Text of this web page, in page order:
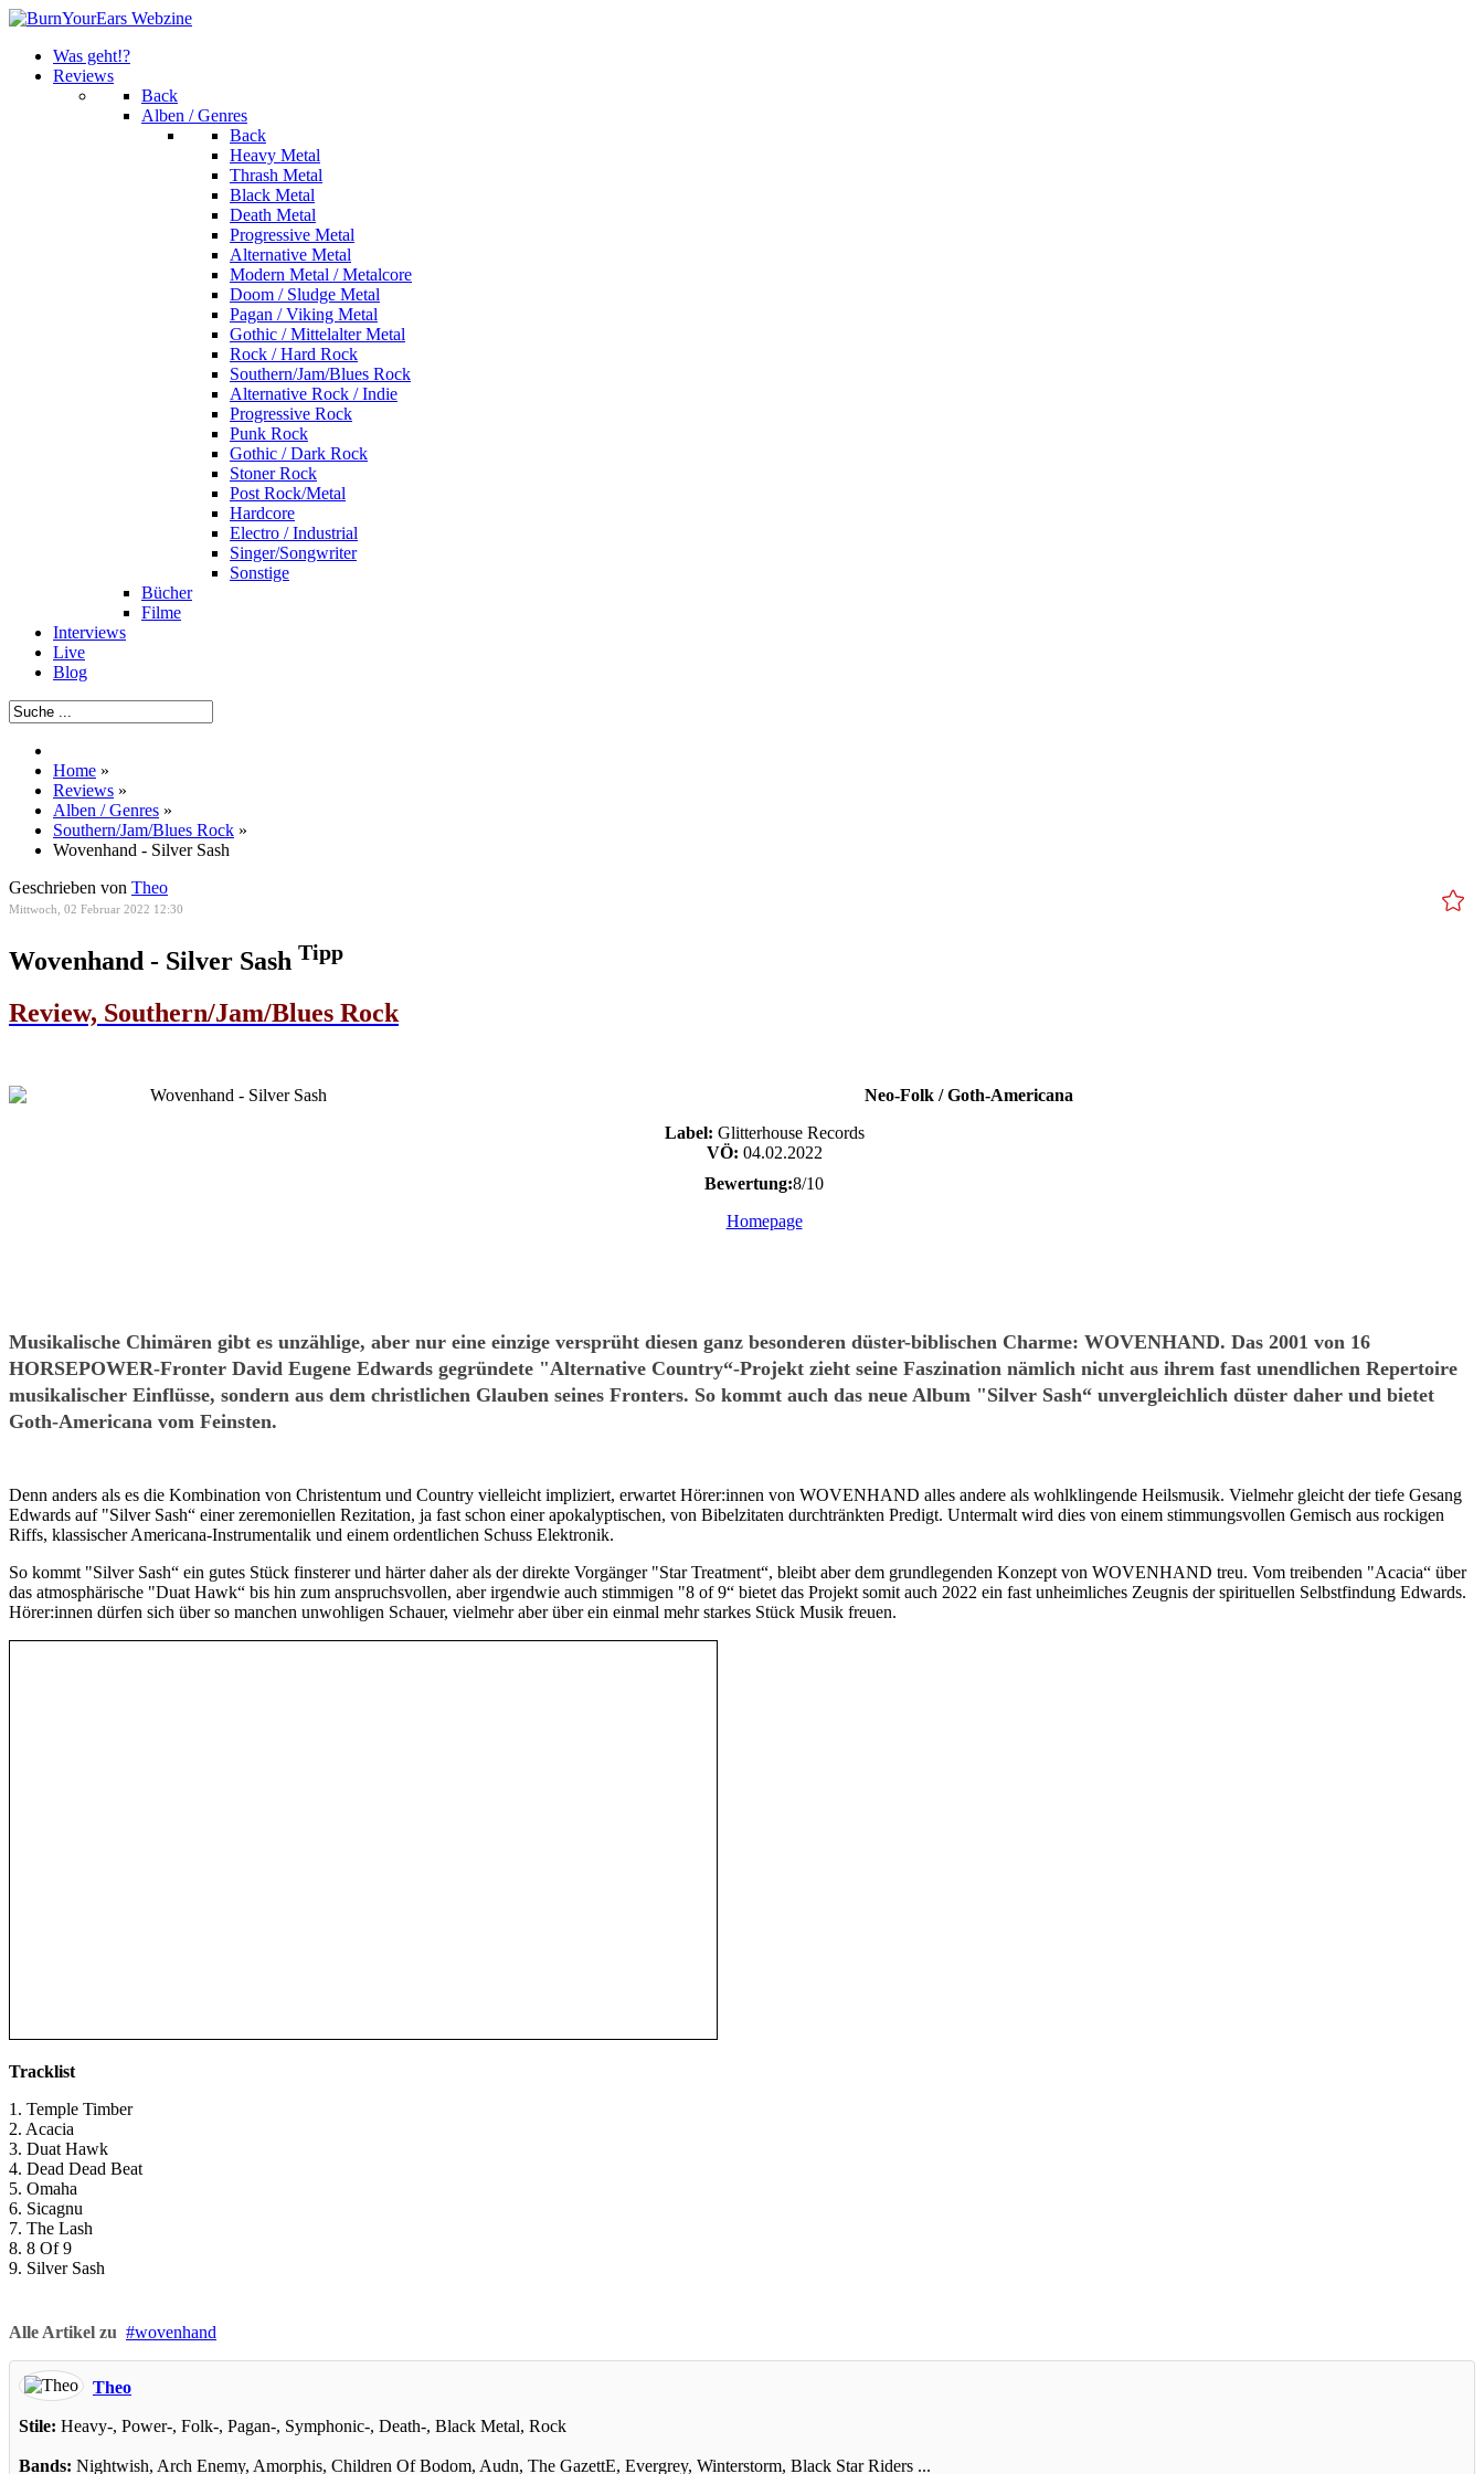
Was geht!?
Reviews
Back
Alben / Genres
Back
Heavy Metal
Thrash Metal
Black Metal
Death Metal
Progressive Metal
Alternative Metal
Modern Metal / Metalcore
Doom / Sludge Metal
Pagan / Viking Metal
Gothic / Mittelalter Metal
Rock / Hard Rock
Southern/Jam/Blues Rock
Alternative Rock / Indie
Progressive Rock
Punk Rock
Gothic / Dark Rock
Stoner Rock
Post Rock/Metal
Hardcore
Electro / Industrial
Singer/Songwriter
Sonstige
Bücher
Filme
Interviews
Live
Blog
Home »
Reviews »
Alben / Genres »
Southern/Jam/Blues Rock »
Wovenhand - Silver Sash
Geschrieben von Theo
Mittwoch, 02 Februar 2022 12:30
Wovenhand - Silver Sash Tipp
Review, Southern/Jam/Blues Rock
Neo-Folk / Goth-Americana
Label: Glitterhouse Records
VÖ: 04.02.2022
Bewertung:8/10
Homepage
Musikalische Chimären gibt es unzählige, aber nur eine einzige versprüht diesen ganz besonderen düster-biblischen Charme: WOVENHAND. Das 2001 von 16
HORSEPOWER-Fronter David Eugene Edwards gegründete "Alternative Country“-Projekt zieht seine Faszination nämlich nicht aus ihrem fast unendlichen Repertoire
musikalischer Einflüsse, sondern aus dem christlichen Glauben seines Fronters. So kommt auch das neue Album "Silver Sash“ unvergleichlich düster daher und bietet
Goth-Americana vom Feinsten.
Denn anders als es die Kombination von Christentum und Country vielleicht impliziert, erwartet Hörer:innen von WOVENHAND alles andere als wohlklingende Heilsmusik. Vielmehr gleicht der tiefe Gesang
Edwards auf "Silver Sash“ einer zeremoniellen Rezitation, ja fast schon einer apokalyptischen, von Bibelzitaten durchtränkten Predigt. Untermalt wird dies von einem stimmungsvollen Gemisch aus rockigen
Riffs, klassischer Americana-Instrumentalik und einem ordentlichen Schuss Elektronik.
So kommt "Silver Sash“ ein gutes Stück finsterer und härter daher als der direkte Vorgänger "Star Treatment“, bleibt aber dem grundlegenden Konzept von WOVENHAND treu. Vom treibenden "Acacia“ über
das atmosphärische "Duat Hawk“ bis hin zum anspruchsvollen, aber irgendwie auch stimmigen "8 of 9“ bietet das Projekt somit auch 2022 ein fast unheimliches Zeugnis der spirituellen Selbstfindung Edwards.
Hörer:innen dürfen sich über so manchen unwohligen Schauer, vielmehr aber über ein einmal mehr starkes Stück Musik freuen.
Tracklist
1. Temple Timber
2. Acacia
3. Duat Hawk
4. Dead Dead Beat
5. Omaha
6. Sicagnu
7. The Lash
8. 8 Of 9
9. Silver Sash
Alle Artikel zu wovenhand
Theo
Stile: Heavy-, Power-, Folk-, Pagan-, Symphonic-, Death-, Black Metal, Rock
Bands: Nightwish, Arch Enemy, Amorphis, Children Of Bodom, Audn, The GazettE, Evergrey, Winterstorm, Black Star Riders ...